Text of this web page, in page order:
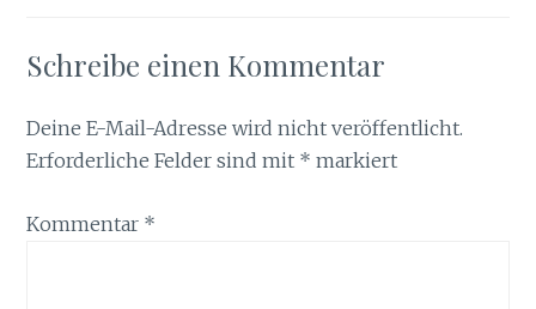
Schreibe einen Kommentar
Deine E-Mail-Adresse wird nicht veröffentlicht.
Erforderliche Felder sind mit * markiert
Kommentar *